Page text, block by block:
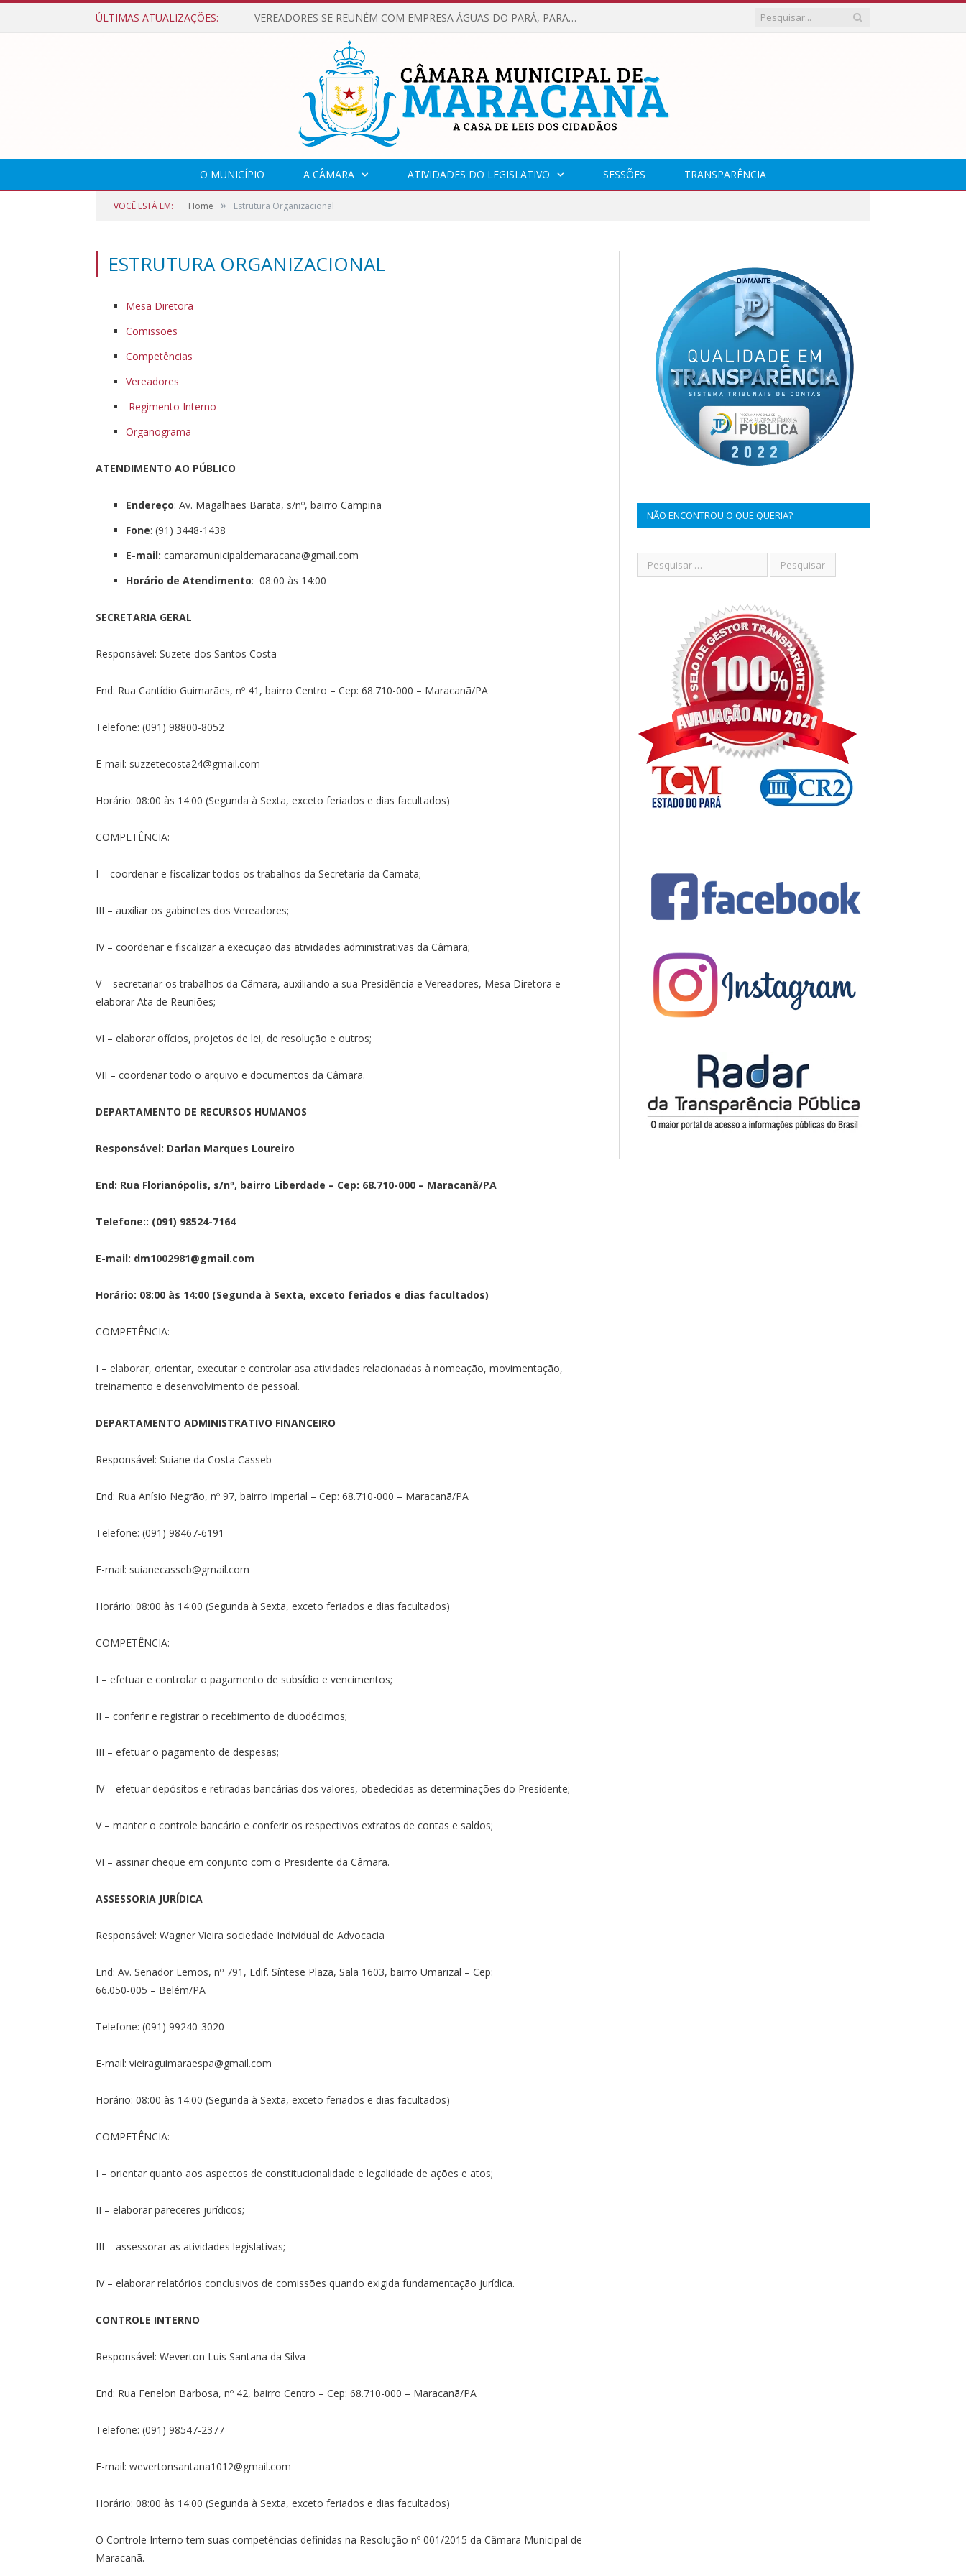
ÚLTIMAS ATUALIZAÇÕES: VEREADORES SE REUNÉM COM EMPRESA ÁGUAS DO PARÁ, PARA APRESENTAR REIVINDICAÇÕES E MELHORIAS NA QUALIDADE DOS SERVIÇOS OFERECIDOS Á POPULAÇÃO.
O MUNICÍPIO A CÂMARA ATIVIDADES DO LEGISLATIVO SESSÕES TRANSPARÊNCIA
VOCÊ ESTÁ EM: Home » Estrutura Organizacional
ESTRUTURA ORGANIZACIONAL
Mesa Diretora
Comissões
Competências
Vereadores
Regimento Interno
Organograma
ATENDIMENTO AO PÚBLICO
Endereço: Av. Magalhães Barata, s/nº, bairro Campina
Fone: (91) 3448-1438
E-mail: camaramunicipaldemaracana@gmail.com
Horário de Atendimento: 08:00 às 14:00
SECRETARIA GERAL
Responsável: Suzete dos Santos Costa
End: Rua Cantídio Guimarães, nº 41, bairro Centro – Cep: 68.710-000 – Maracanã/PA
Telefone: (091) 98800-8052
E-mail: suzzetecosta24@gmail.com
Horário: 08:00 às 14:00 (Segunda à Sexta, exceto feriados e dias facultados)
COMPETÊNCIA:
I – coordenar e fiscalizar todos os trabalhos da Secretaria da Camata;
III – auxiliar os gabinetes dos Vereadores;
IV – coordenar e fiscalizar a execução das atividades administrativas da Câmara;
V – secretariar os trabalhos da Câmara, auxiliando a sua Presidência e Vereadores, Mesa Diretora e
elaborar Ata de Reuniões;
VI – elaborar ofícios, projetos de lei, de resolução e outros;
VII – coordenar todo o arquivo e documentos da Câmara.
DEPARTAMENTO DE RECURSOS HUMANOS
Responsável: Darlan Marques Loureiro
End: Rua Florianópolis, s/nº, bairro Liberdade – Cep: 68.710-000 – Maracanã/PA
Telefone:: (091) 98524-7164
E-mail: dm1002981@gmail.com
Horário: 08:00 às 14:00 (Segunda à Sexta, exceto feriados e dias facultados)
COMPETÊNCIA:
I – elaborar, orientar, executar e controlar asa atividades relacionadas à nomeação, movimentação,
treinamento e desenvolvimento de pessoal.
DEPARTAMENTO ADMINISTRATIVO FINANCEIRO
Responsável: Suiane da Costa Casseb
End: Rua Anísio Negrão, nº 97, bairro Imperial – Cep: 68.710-000 – Maracanã/PA
Telefone: (091) 98467-6191
E-mail: suianecasseb@gmail.com
Horário: 08:00 às 14:00 (Segunda à Sexta, exceto feriados e dias facultados)
COMPETÊNCIA:
I – efetuar e controlar o pagamento de subsídio e vencimentos;
II – conferir e registrar o recebimento de duodécimos;
III – efetuar o pagamento de despesas;
IV – efetuar depósitos e retiradas bancárias dos valores, obedecidas as determinações do Presidente;
V – manter o controle bancário e conferir os respectivos extratos de contas e saldos;
VI – assinar cheque em conjunto com o Presidente da Câmara.
ASSESSORIA JURÍDICA
Responsável: Wagner Vieira sociedade Individual de Advocacia
End: Av. Senador Lemos, nº 791, Edif. Síntese Plaza, Sala 1603, bairro Umarizal – Cep:
66.050-005 – Belém/PA
Telefone: (091) 99240-3020
E-mail: vieiraguimaraespa@gmail.com
Horário: 08:00 às 14:00 (Segunda à Sexta, exceto feriados e dias facultados)
COMPETÊNCIA:
I – orientar quanto aos aspectos de constitucionalidade e legalidade de ações e atos;
II – elaborar pareceres jurídicos;
III – assessorar as atividades legislativas;
IV – elaborar relatórios conclusivos de comissões quando exigida fundamentação jurídica.
CONTROLE INTERNO
Responsável: Weverton Luis Santana da Silva
End: Rua Fenelon Barbosa, nº 42, bairro Centro – Cep: 68.710-000 – Maracanã/PA
Telefone: (091) 98547-2377
E-mail: wevertonsantana1012@gmail.com
Horário: 08:00 às 14:00 (Segunda à Sexta, exceto feriados e dias facultados)
O Controle Interno tem suas competências definidas na Resolução nº 001/2015 da Câmara Municipal de
Maracanã.
NÃO ENCONTROU O QUE QUERIA?